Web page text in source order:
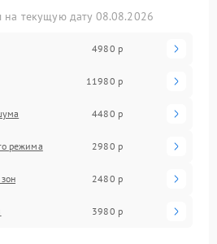
на текущую дату 08.08.2026
4980 р
11980 р
4480 р
режима 2980 р
2480 р
3980 р